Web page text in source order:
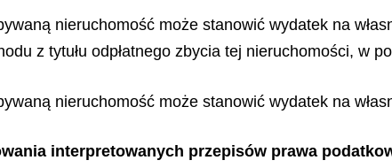
nieruchomość może stanowić wydatek na
z tytułu odpłatnego zbycia tej nieruchomości, w
nieruchomość może stanowić wydatek na
interpretowanych przepisów prawa